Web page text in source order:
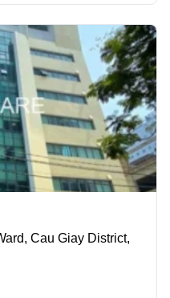
Cau Giay District,